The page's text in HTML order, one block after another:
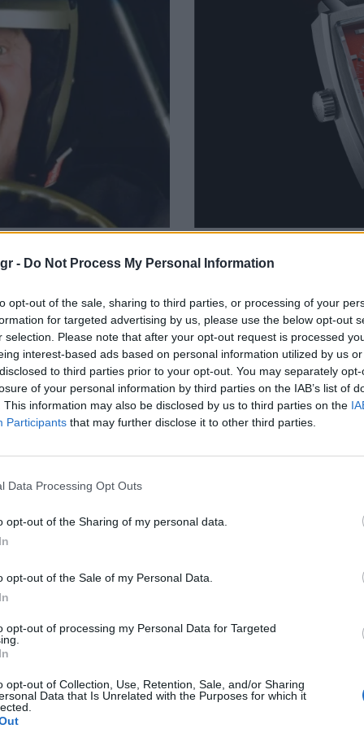
- Do Not Process My Personal Information
opt-out of the sale, sharing to third parties, or processing of your
for targeted advertising by us, please use the below opt-out
selection. Please note that after your opt-out request is processed
interest-based ads based on personal information utilized by us
to third parties prior to your opt-out. You may separately
of your personal information by third parties on the IAB’s list of
This information may also be disclosed by us to third parties on the
Participants that may further disclose it to other third parties.
Data Processing Opt Outs
opt-out of the Sharing of my personal data.
opt-out of the Sale of my Personal Data.
opt-out of processing my Personal Data for Targeted
opt-out of Collection, Use, Retention, Sale, and/or Sharing
Data that Is Unrelated with the Purposes for which it
Cry Baby Killer”, ο Τζακ
Το νέο Monaco της
στόμα ανοιχτό!
17/06/2019
Δεν χρειάζεται να σας
επέτειο του πιο…
απίστευτο mega-
TASTE
Μακαρονάδα με
17/06/2019
Δεν υπάρχει τίποτα πιο ωραίο